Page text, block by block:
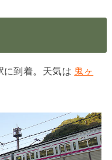
に到着。天気は 鬼ヶ